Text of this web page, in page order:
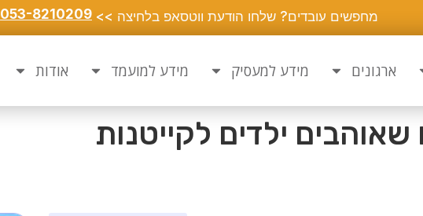
מחפשים עובדים? שלחו הודעת ווטסאפ בלחיצה >> 053-8210209
ארגונים מידע למעסיק מידע למועמד אודות
ילדים לקייטנות